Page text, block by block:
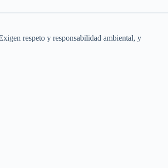
respeto y responsabilidad ambiental, y